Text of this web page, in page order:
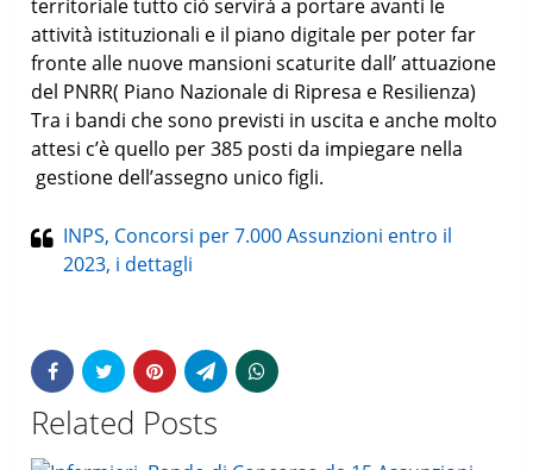
territoriale tutto ciò servirà a portare avanti le
attività istituzionali e il piano digitale per poter far
fronte alle nuove mansioni scaturite dall’ attuazione
del PNRR( Piano Nazionale di Ripresa e Resilienza)
Tra i bandi che sono previsti in uscita e anche molto
attesi c’è quello per 385 posti da impiegare nella
gestione dell’assegno unico figli.
INPS, Concorsi per 7.000 Assunzioni entro il
2023, i dettagli
Related Posts